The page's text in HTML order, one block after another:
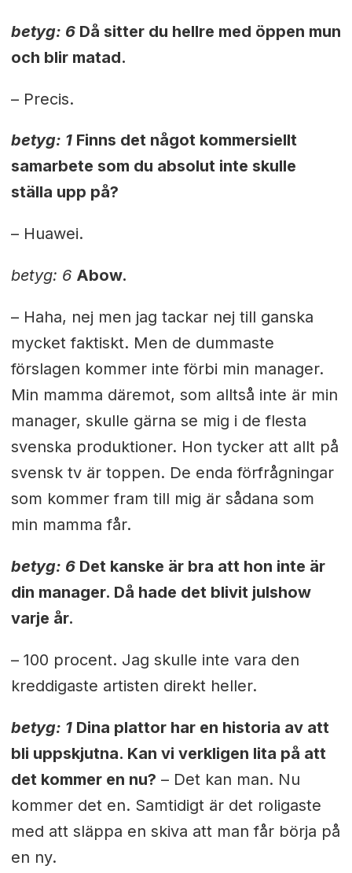
betyg: 6Då sitter du hellre med öppen mun
och blir matad.
– Precis.
betyg: 1Finns det något kommersiellt
samarbete som du absolut inte skulle
ställa upp på?
– Huawei.
betyg: 6 Abow.
– Haha, nej men jag tackar nej till ganska
mycket faktiskt. Men de dummaste
förslagen kommer inte förbi min manager.
Min mamma däremot, som alltså inte är min
manager, skulle gärna se mig i de flesta
svenska produktioner. Hon tycker att allt på
svensk tv är toppen. De enda förfrågningar
som kommer fram till mig är sådana som
min mamma får.
betyg: 6Det kanske är bra att hon inte är
din manager. Då hade det blivit julshow
varje år.
– 100 procent. Jag skulle inte vara den
kreddigaste artisten direkt heller.
betyg: 1Dina plattor har en historia av att
bli uppskjutna. Kan vi verkligen lita på att
det kommer en nu? – Det kan man. Nu
kommer det en. Samtidigt är det roligaste
med att släppa en skiva att man får börja på
en ny.